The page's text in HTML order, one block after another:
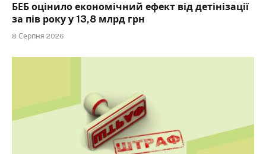
БЕБ оцінило економічний ефект від детінізації
за пів року у 13,8 млрд грн
8 Серпня 2026